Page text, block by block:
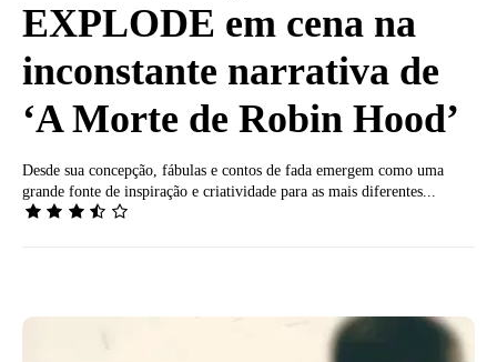
EXPLODE em cena na
inconstante narrativa de
‘A Morte de Robin Hood’
Desde sua concepção, fábulas e contos de fada emergem como uma
grande fonte de inspiração e criatividade para as mais diferentes...